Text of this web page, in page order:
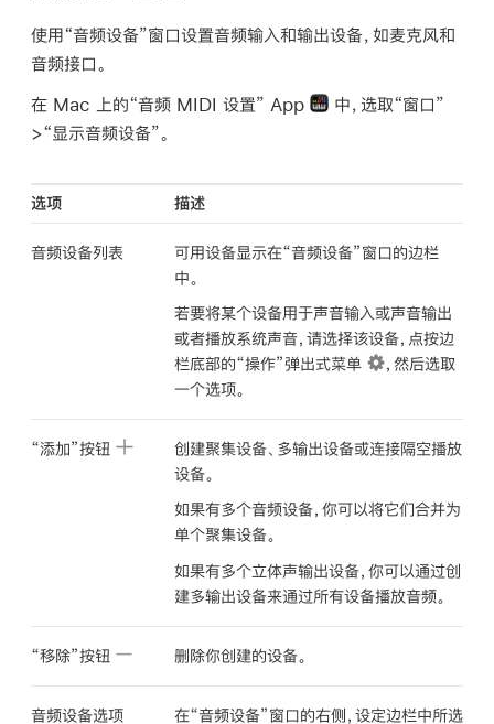
使用“音频设备”窗口设置音频输入和输出设备，如麦克风和
音频接口。
在 Mac 上的“音频 MIDI 设置” App
中，选取“窗口”
>“显示音频设备”。
选项 描述
音频设备列表
可用设备显示在“音频设备”窗口的边栏
中。
若要将某个设备用于声音输入或声音输出
或者播放系统声音，请选择该设备，点按边
栏底部的“操作”弹出式菜单
，然后选取
一个选项。
“添加”按钮
创建聚集设备、多输出设备或连接隔空播放
设备。
如果有多个音频设备，你可以将它们合并为
单个聚集设备。
如果有多个立体声输出设备，你可以通过创
建多输出设备来通过所有设备播放音频。
“移除”按钮 删除你创建的设备。
音频设备选项
在“音频设备”窗口的右侧，设定边栏中所选